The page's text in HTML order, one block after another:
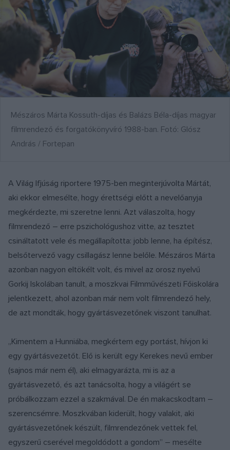
Mészáros Márta Kossuth-díjas és Balázs Béla-díjas magyar
filmrendező és forgatókönyvíró 1988-ban. Fotó: Glósz
András / Fortepan
A Világ Ifjúság riportere 1975-ben meginterjúvolta Mártát,
aki ekkor elmesélte, hogy érettségi előtt a nevelőanyja
megkérdezte, mi szeretne lenni. Azt válaszolta, hogy
filmrendező – erre pszichológushoz vitte, az tesztet
csináltatott vele és megállapította: jobb lenne, ha építész,
belsőtervező vagy csillagász lenne belőle. Mészáros Márta
azonban nagyon eltökélt volt, és mivel az orosz nyelvű
Gorkij Iskolában tanult, a moszkvai Filmművészeti Főiskolára
jelentkezett, ahol azonban már nem volt filmrendező hely,
de azt mondták, hogy gyártásvezetőnek viszont tanulhat.
„Kimentem a Hunniába, megkértem egy portást, hívjon ki
egy gyártásvezetőt. Elő is került egy Kerekes nevű ember
(sajnos már nem él), aki elmagyarázta, mi is az a
gyártásvezető, és azt tanácsolta, hogy a világért se
próbálkozzam ezzel a szakmával. De én makacskodtam –
szerencsémre. Moszkvában kiderült, hogy valakit, aki
gyártásvezetőnek készült, filmrendezőnek vettek fel,
egyszerű cserével megoldódott a gondom” – mesélte